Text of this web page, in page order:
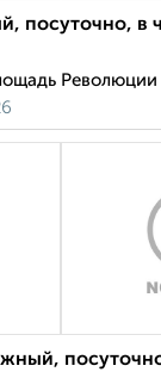
посуточно, в
Революции